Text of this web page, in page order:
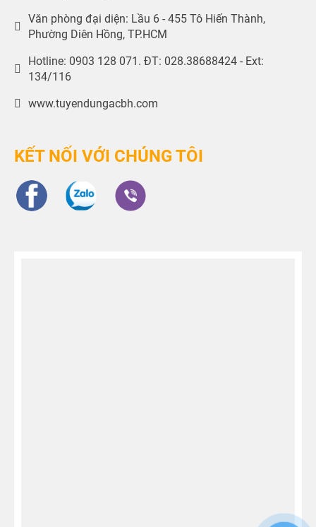
Văn phòng đại diện: Lầu 6 - 455 Tô Hiến Thành,
Phường Diên Hồng, TP.HCM
Hotline: 0903 128 071. ĐT: 028.38688424 - Ext:
134/116
www.tuyendungacbh.com
KẾT NỐI VỚI CHÚNG TÔI